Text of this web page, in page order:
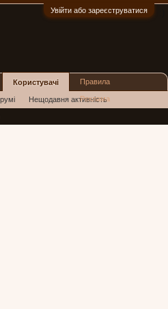
Увійти або зареєструватися
Користувачі
Нещодавня активність
Правила
Реклама